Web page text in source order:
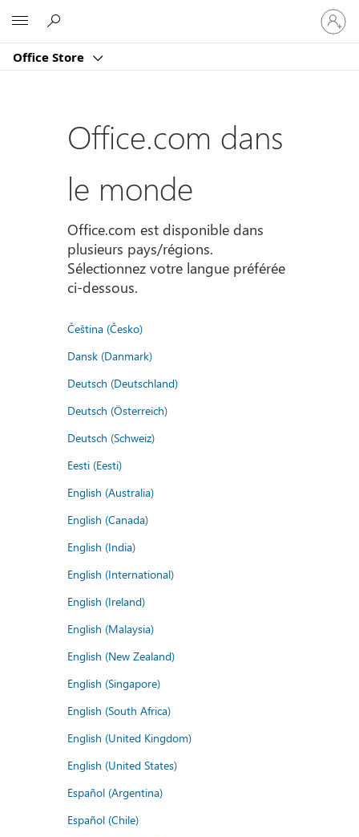
Office Store
vous
à
compte
Office.com dans
le monde
Office.com est disponible dans
plusieurs pays/régions.
Sélectionnez votre langue préférée
ci-dessous.
Čeština (Česko)
Dansk (Danmark)
Deutsch (Deutschland)
Deutsch (Österreich)
Deutsch (Schweiz)
Eesti (Eesti)
English (Australia)
English (Canada)
English (India)
English (International)
English (Ireland)
English (Malaysia)
English (New Zealand)
English (Singapore)
English (South Africa)
English (United Kingdom)
English (United States)
Español (Argentina)
Español (Chile)